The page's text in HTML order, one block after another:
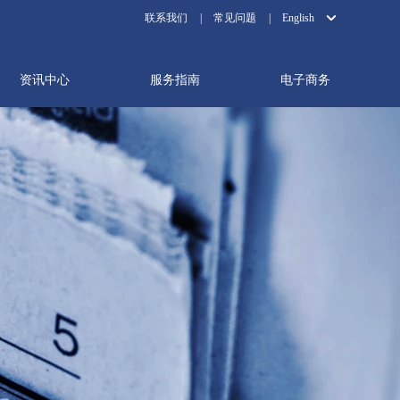
联系我们 常见问题 English
资讯中心 服务指南 电子商务